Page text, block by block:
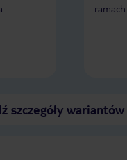
szczegóły